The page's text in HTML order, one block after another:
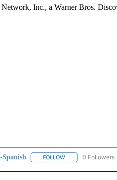
Inc., a Warner Bros.
Spanish FOLLOWFOLLOW "CNN-
0 Followers